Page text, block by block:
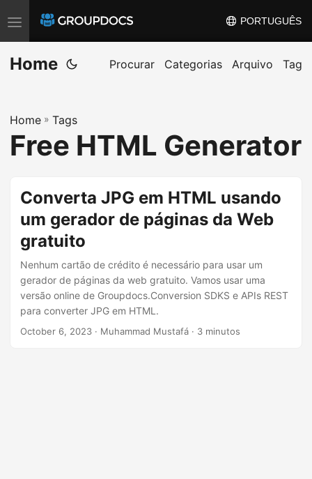
T
o
g
e
n
o
PORTUGUÊS
Home Procurar Categorias Arquivo Tag
Home » Tags
Free HTML Generator
Converta JPG em HTML usando
um gerador de páginas da Web
gratuito
Nenhum cartão de crédito é necessário para usar um
gerador de páginas da web gratuito. Vamos usar uma
versão online de Groupdocs.Conversion SDKS e APIs REST
para converter JPG em HTML.
October 6, 2023 · Muhammad Mustafá · 3 minutos